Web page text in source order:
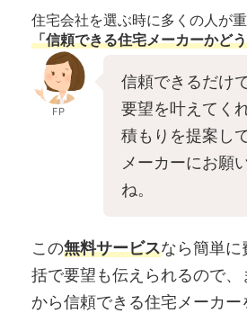
住宅会社を選ぶ時に多くの人が
「信頼できる住宅メーカーかど
FP
信頼できるだけ
要望を叶えてく
積もりを提案し
メーカーにお願
ね。
この無料サービスなら簡単に
括で要望も伝えられるので、
から信頼できる住宅メーカー